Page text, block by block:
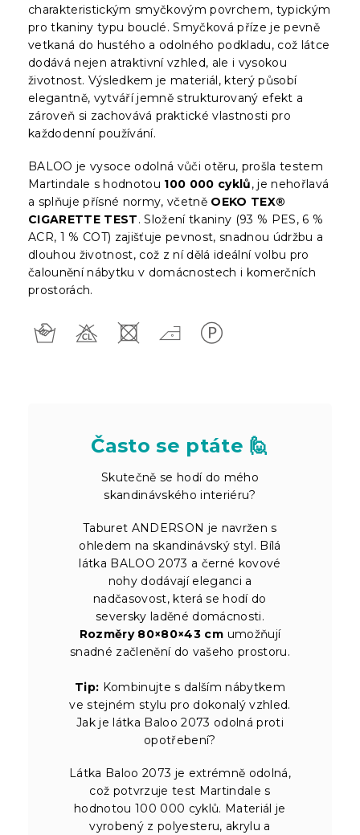
charakteristickým smyčkovým povrchem, typickým
pro tkaniny typu bouclé. Smyčková příze je pevně
vetkaná do hustého a odolného podkladu, což látce
dodává nejen atraktivní vzhled, ale i vysokou
životnost. Výsledkem je materiál, který působí
elegantně, vytváří jemně strukturovaný efekt a
zároveň si zachovává praktické vlastnosti pro
každodenní používání.
BALOO je vysoce odolná vůči otěru, prošla testem
Martindale s hodnotou 100 000 cyklů, je nehořlavá
a splňuje přísné normy, včetně OEKO TEX®
CIGARETTE TEST. Složení tkaniny (93 % PES, 6 %
ACR, 1 % COT) zajišťuje pevnost, snadnou údržbu a
dlouhou životnost, což z ní dělá ideální volbu pro
čalounění nábytku v domácnostech i komerčních
prostorách.
Často se ptáte 🙋
Skutečně se hodí do mého
skandinávského interiéru?
Taburet ANDERSON je navržen s
ohledem na skandinávský styl. Bílá
látka BALOO 2073 a černé kovové
nohy dodávají eleganci a
nadčasovost, která se hodí do
seversky laděné domácnosti.
Rozměry 80×80×43 cm umožňují
snadné začlenění do vašeho prostoru.
Tip: Kombinujte s dalším nábytkem
ve stejném stylu pro dokonalý vzhled.
Jak je látka Baloo 2073 odolná proti
opotřebení?
Látka Baloo 2073 je extrémně odolná,
což potvrzuje test Martindale s
hodnotou 100 000 cyklů. Materiál je
vyrobený z polyesteru, akrylu a